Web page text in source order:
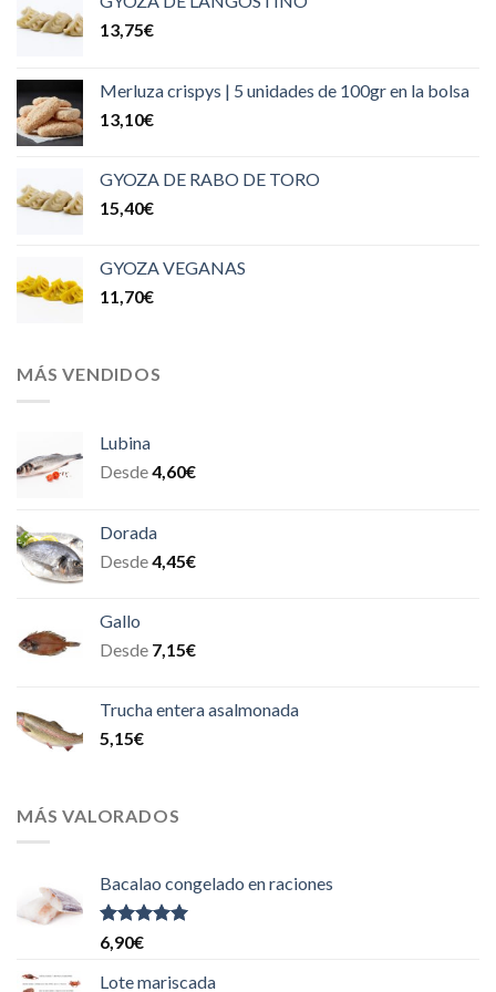
13,75€
Merluza crispys | 5 unidades de 100gr en la bolsa
13,10€
GYOZA DE RABO DE TORO
15,40€
GYOZA VEGANAS
11,70€
MÁS VENDIDOS
Lubina
Desde4,60€
Dorada
Desde4,45€
Gallo
Desde 7,15€
Trucha entera asalmonada
5,15€
MÁS VALORADOS
Bacalao congelado en raciones
Valorado
con
5
6,90€
Lote mariscada